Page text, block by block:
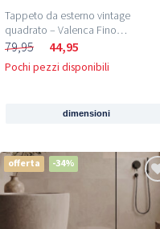
Tappeto da esterno vintage
quadrato – Valenca Fino
grigio/beige chiaro
79,95 44,95
Pochi pezzi disponibili
dimensioni
offerta -34%